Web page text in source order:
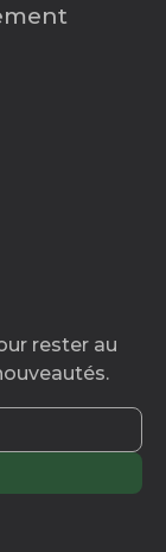
rester au